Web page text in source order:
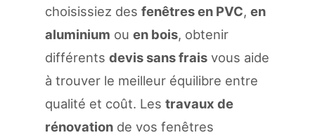
choisissiez des fenêtres en PVC, en
aluminium ou en bois, obtenir
différents devis sans frais vous aide
à trouver le meilleur équilibre entre
qualité et coût. Les travaux de
rénovation de vos fenêtres